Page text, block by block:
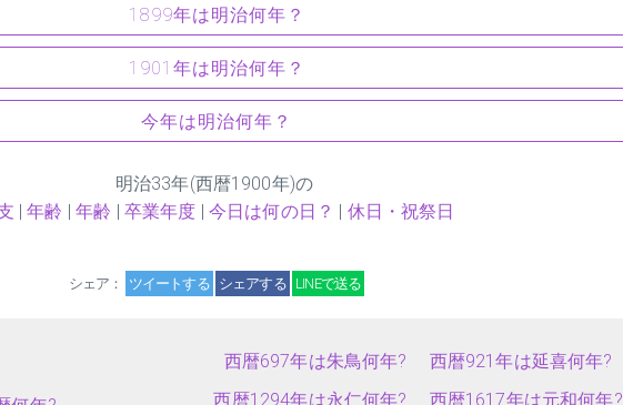
1899年は明治何年？
1901年は明治何年？
今年は明治何年？
明治33年(西暦1900年)の
|年齢 |年齢 | 卒業年度 | 今日は何の日？ | 休日・祝祭日
シェア： ツイートする シェアする LINEで送る
西暦697年は朱鳥何年?
西暦921年は延喜何年?
西暦1294年は永仁何年?
西暦1617年は元和何年?